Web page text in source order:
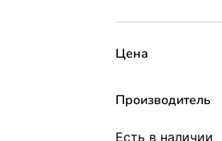
Цена
Производитель
Есть в наличии